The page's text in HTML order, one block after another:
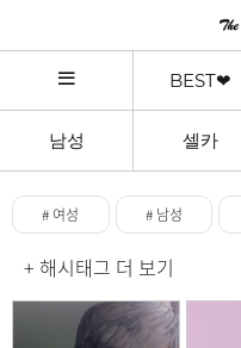
BEST❤
남성 셀카
# 여성 # 남성
+ 해시태그 더 보기